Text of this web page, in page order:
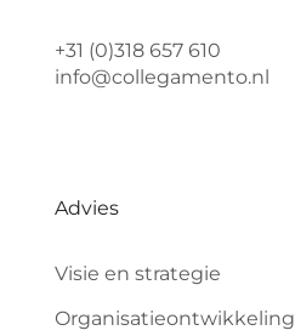
+31 (0)318 657 610
info@collegamento.nl
Advies
Visie en strategie
Organisatieontwikkeling